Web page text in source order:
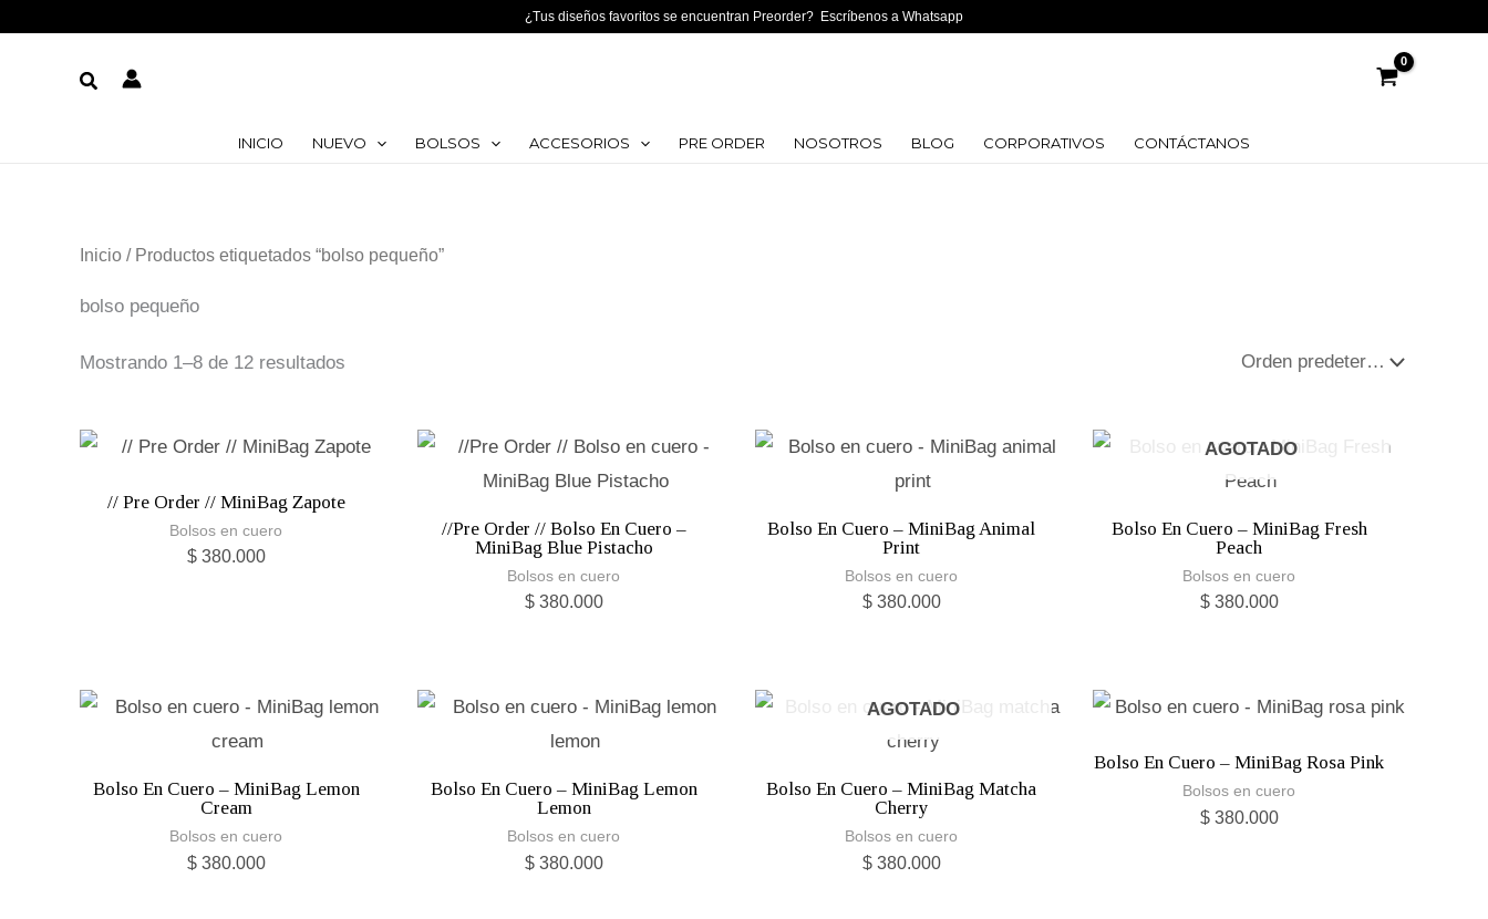
¿Tus diseños favoritos se encuentran Preorder? Escríbenos a Whatsapp
Buscar
INICIO NUEVO BOLSOS ACCESORIOS PRE ORDER NOSOTROS BLOG CORPORATIVOS CONTÁCTANOS
Inicio / Productos etiquetados “bolso pequeño”
bolso pequeño
Mostrando 1–8 de 12 resultados
// Pre Order // MiniBag Zapote
Bolsos en cuero
$380.000
//Pre Order // Bolso En Cuero –
MiniBag Blue Pistacho
Bolsos en cuero
$380.000
Bolso En Cuero – MiniBag Animal
Print
Bolsos en cuero
$380.000
AGOTADO
Bolso En Cuero – MiniBag Fresh
Peach
Bolsos en cuero
$380.000
Bolso En Cuero – MiniBag Lemon
Cream
Bolsos en cuero
$380.000
Bolso En Cuero – MiniBag Lemon
Lemon
Bolsos en cuero
$380.000
AGOTADO
Bolso En Cuero – MiniBag Matcha
Cherry
Bolsos en cuero
$380.000
Bolso En Cuero – MiniBag Rosa Pink
Bolsos en cuero
$380.000